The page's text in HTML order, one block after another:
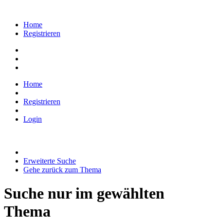
Home
Registrieren
Home
Registrieren
Login
Erweiterte Suche
Gehe zurück zum Thema
Suche nur im gewählten
Thema